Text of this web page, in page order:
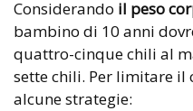
Considerando il peso
bambino di 10 anni
quattro-cinque chili al
sette chili. Per limitare il
alcune strategie: